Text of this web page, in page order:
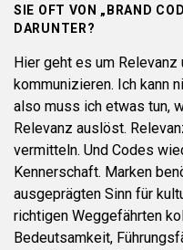
SIE OFT VON „BRAND
DARUNTER?
Hier geht es um
kommunizieren. Ich kann
also muss ich etwas tun,
Relevanz auslöst.
vermitteln. Und Codes
Kennerschaft. Marken
ausgeprägten Sinn für
richtigen Weggefährten
Bedeutsamkeit,